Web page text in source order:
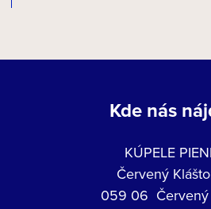
Kde nás
KÚPELE
Červený
059 06 Červený